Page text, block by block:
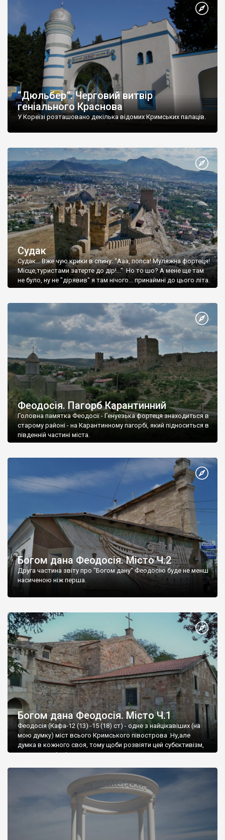
“Дюльбер”. Черговий витвір
геніального Краснова
У Кореїзі розташовано декілька відомих Кримських палаців.
Судак
Судак... Вже чую крики в спину: "Ааа, попса! Муляжна фортеця!
Місце,туристами затерте до дір!..." Но то шо? А мене ще там
не було, ну не "дірявив" я там нічого... принаймні до цього літа.
Феодосія. Пагорб Карантинний
Головна памятка Феодосії - Генуезька фортеця знаходиться в
старому районі - на Карантинному пагорбі, який підноситься в
південній частині міста.
Богом дана Феодосія. Місто Ч.2
Друга частина звіту про "Богом дану" Феодосію буде не менш
насиченою ніж перша.
Богом дана Феодосія. Місто Ч.1
Феодосія (Кафа-12 (13) -15 (18) ст) - одне з найцікавіших (на
мою думку) міст всього Кримського півострова .Ну,але
думка в кожного своя, тому щоби розвіяти цей субєктивізм,
запрошую відвідати це